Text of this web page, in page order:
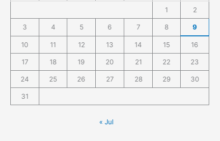
1 2
3 4 5 6 7 8 9
10 11 12 13 14 15 16
17 18 19 20 21 22 23
24 25 26 27 28 29 30
31
« Jul